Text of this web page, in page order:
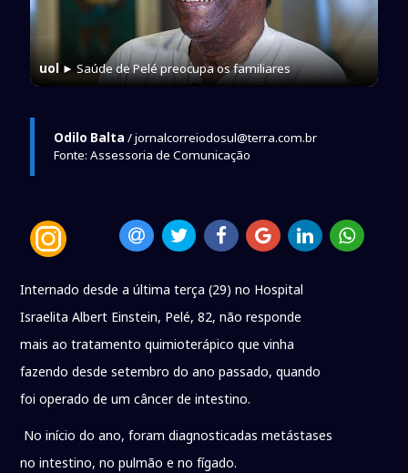
uol ► Saúde de Pelé preocupa os familiares
Odilo Balta / jornalcorreiodosul@terra.com.br
Fonte: Assessoria de Comunicação
Internado desde a última terça (29) no Hospital
Israelita Albert Einstein, Pelé, 82, não responde
mais ao tratamento quimioterápico que vinha
fazendo desde setembro do ano passado, quando
foi operado de um câncer de intestino.
No início do ano, foram diagnosticadas metástases
no intestino, no pulmão e no fígado.